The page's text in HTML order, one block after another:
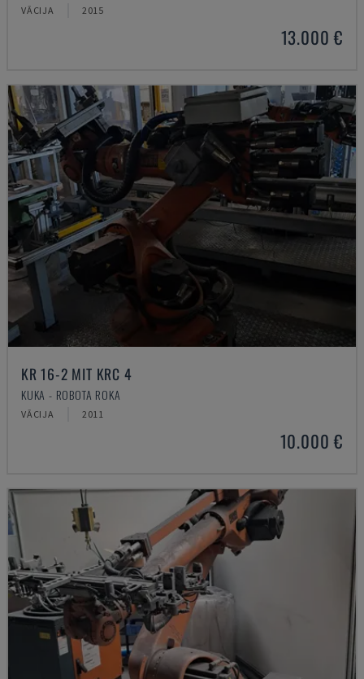
VĀCIJA 2015
13.000 €
KR 16-2 MIT KRC 4
KUKA - ROBOTA ROKA
VĀCIJA 2011
10.000 €